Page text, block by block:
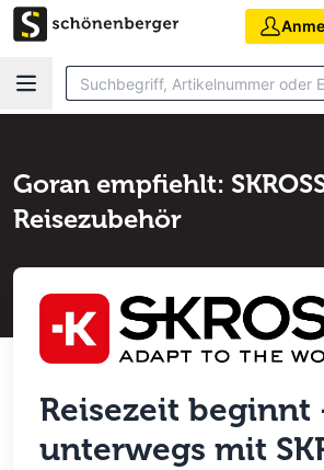
Zum Hauptinhalt springen
Goran empfiehlt:
Reisezubehör
Reisezeit beginnt
unterwegs mit